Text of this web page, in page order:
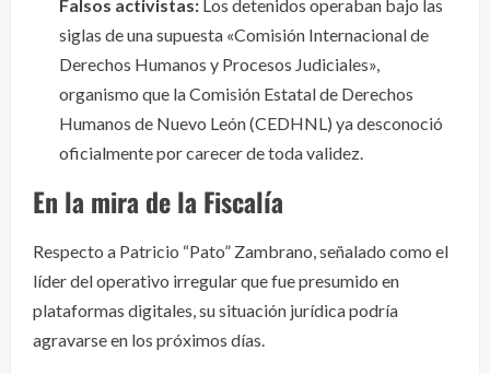
Falsos activistas: Los detenidos operaban bajo las
siglas de una supuesta «Comisión Internacional de
Derechos Humanos y Procesos Judiciales»,
organismo que la Comisión Estatal de Derechos
Humanos de Nuevo León (CEDHNL) ya desconoció
oficialmente por carecer de toda validez.
En la mira de la Fiscalía
Respecto a Patricio “Pato” Zambrano, señalado como el
líder del operativo irregular que fue presumido en
plataformas digitales, su situación jurídica podría
agravarse en los próximos días.